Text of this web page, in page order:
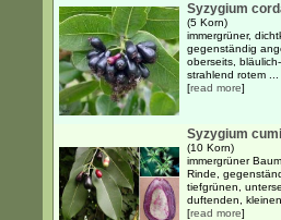
Syzygium
(5 Korn)
immergrüner,
gegenständig
oberseits,
strahlend rotem ...
[read more]
Syzygium
(10 Korn)
immergrüner
Rinde,
tiefgrünen,
duftenden,
[read more]